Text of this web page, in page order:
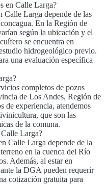
en Calle Larga?
Calle Larga depende de las
En la Región de
según la ubicación y el
se encuentra en
hidrogeológico previo.
una evaluación específica
completos de pozos
de Los Andes, Región de
de experiencia, atendemos
que son las
de la comuna.
Larga?
Calle Larga depende de la
en la cuenca del Río
Además, al estar en
la DGA pueden requerir
cotización gratuita para